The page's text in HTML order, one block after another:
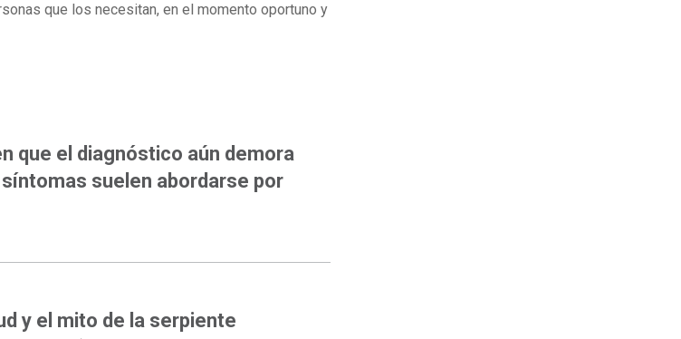
que los necesitan, en el momento oportuno y
que el diagnóstico aún demora
suelen abordarse por
y el mito de la serpiente